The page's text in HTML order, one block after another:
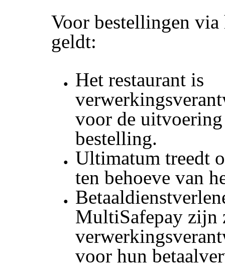
Voor bestellingen
geldt:
Het restaurant is
voor de
bestelling.
Ultimatum treedt
ten behoeve van
MultiSafepay zijn
voor hun